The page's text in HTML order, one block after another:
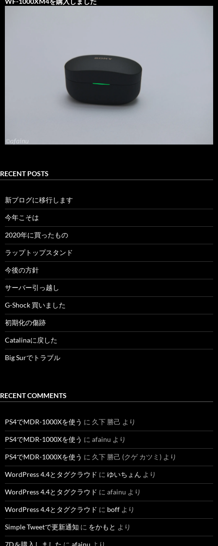
RECENT POSTS
新ブログに移行します
今年こそは
2020年に買ったもの
ラップトップスタンド
今後の方針
サーバー引っ越し
G-Shock 買いました
初期化の傷跡
Catalinaに戻した
Big Surでトラブル
RECENT COMMENTS
PS4でMDR-1000Xを使う に 久下 勝己 より
PS4でMDR-1000Xを使う に afainu より
PS4でMDR-1000Xを使う に 久下 勝己 (クゲ カツミ) より
WordPress 4.4とタグクラウド に ゆいちょん より
WordPress 4.4とタグクラウド に afainu より
WordPress 4.4とタグクラウド に boff より
Simple Tweetで更新通知 に をかもと より
7Dを購入しました に afainu より